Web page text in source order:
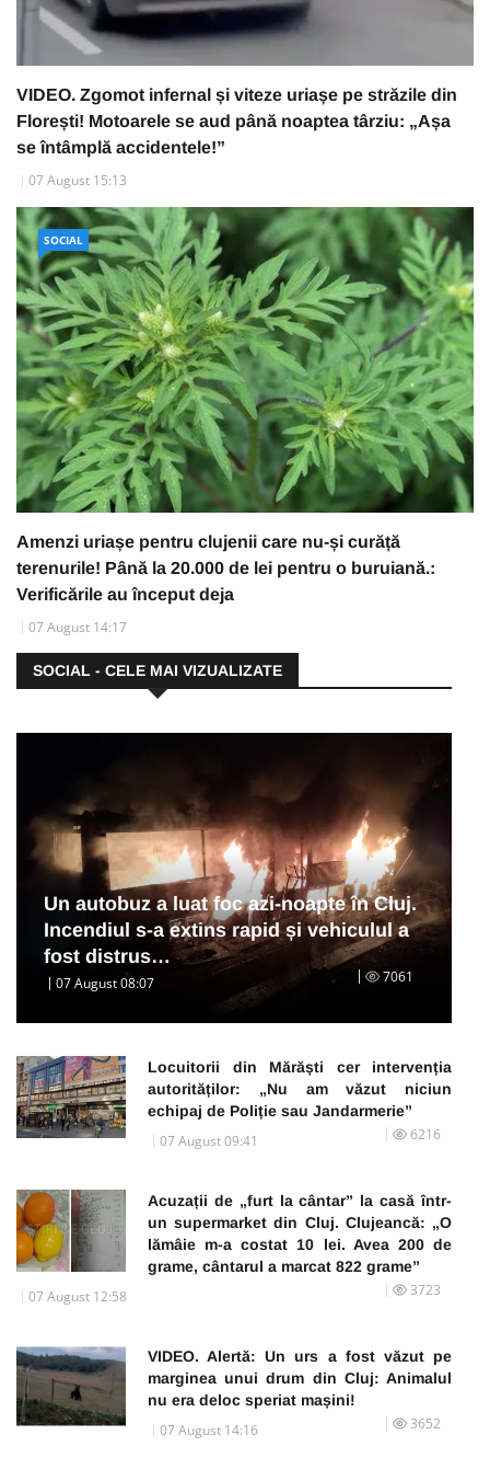
VIDEO. Zgomot infernal și viteze uriașe pe străzile din
Florești! Motoarele se aud până noaptea târziu: „Așa
se întâmplă accidentele!”
07 August 15:13
SOCIAL
Amenzi uriașe pentru clujenii care nu-și curăță
terenurile! Până la 20.000 de lei pentru o buruiană.:
Verificările au început deja
07 August 14:17
SOCIAL - CELE MAI VIZUALIZATE
Un autobuz a luat foc azi-noapte în Cluj.
Incendiul s-a extins rapid și vehiculul a
fost distrus…
07 August 08:07 7061
Locuitorii din Mărăști cer intervenția
autorităților: „Nu am văzut niciun
echipaj de Poliție sau Jandarmerie”
07 August 09:41 6216
Acuzații de „furt la cântar” la casă într-
un supermarket din Cluj. Clujeancă: „O
lămâie m-a costat 10 lei. Avea 200 de
grame, cântarul a marcat 822 grame”
07 August 12:58 3723
VIDEO. Alertă: Un urs a fost văzut pe
marginea unui drum din Cluj: Animalul
nu era deloc speriat mașini!
07 August 14:16 3652